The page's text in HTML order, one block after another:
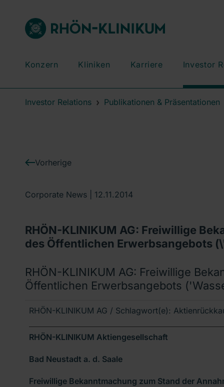
Konzern Kliniken Karriere Investor
Investor Relations Publikationen & Präsentationen
Vorherige
Corporate News | 12.11.2014
RHÖN-KLINIKUM AG: Freiwillige
des Öffentlichen Erwerbsangebots
RHÖN-KLINIKUM AG: Freiwillige
Öffentlichen Erwerbsangebots
RHÖN-KLINIKUM AG / Schlagwort(e):
RHÖN-KLINIKUM Aktiengesellschaft
Bad Neustadt a. d. Saale
Freiwillige Bekanntmachung zum Stand der